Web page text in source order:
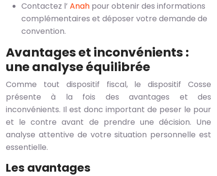
Contactez l’ Anah pour obtenir des informations
complémentaires et déposer votre demande de
convention.
Avantages et inconvénients :
une analyse équilibrée
Comme tout dispositif fiscal, le dispositif Cosse
présente à la fois des avantages et des
inconvénients. Il est donc important de peser le pour
et le contre avant de prendre une décision. Une
analyse attentive de votre situation personnelle est
essentielle.
Les avantages